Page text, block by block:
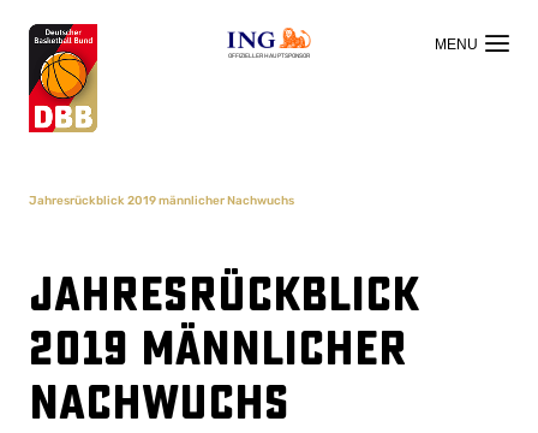
OFFIZIELLER HAUPTSPONSOR
Jahresrückblick 2019 männlicher Nachwuchs
Jahresrückblick
2019 männlicher
Nachwuchs